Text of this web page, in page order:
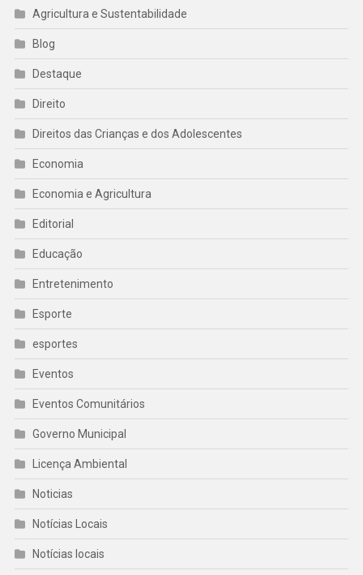
Agricultura e Sustentabilidade
Blog
Destaque
Direito
Direitos das Crianças e dos Adolescentes
Economia
Economia e Agricultura
Editorial
Educação
Entretenimento
Esporte
esportes
Eventos
Eventos Comunitários
Governo Municipal
Licença Ambiental
Noticias
Notícias Locais
Notícias locais